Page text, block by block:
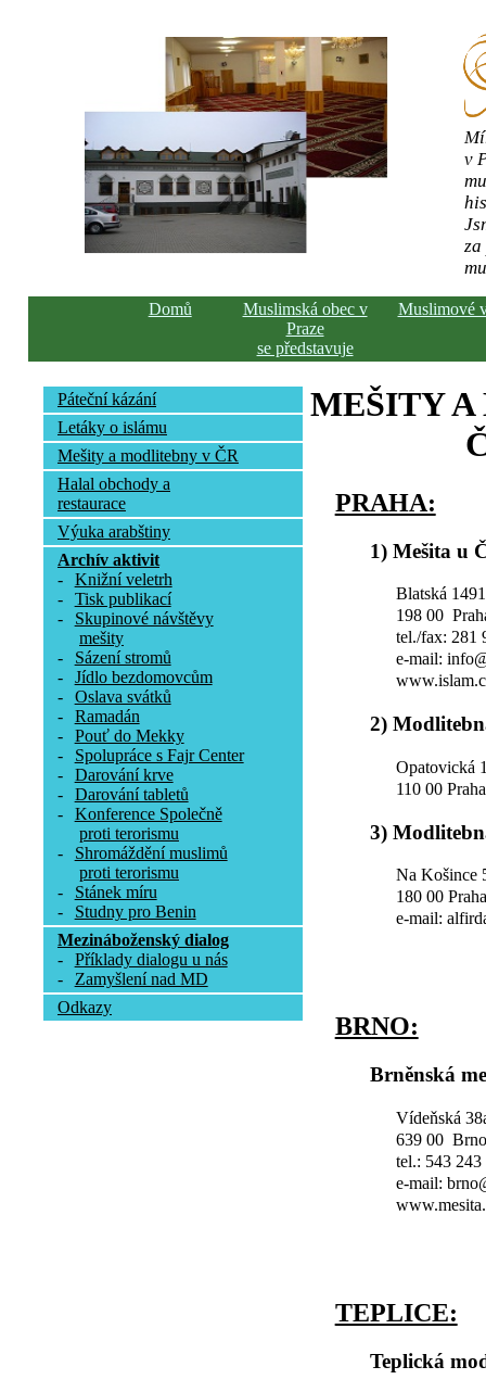
v
Domů
Muslimská obec v
Praze
se představuje
Muslimové
Páteční kázání
Letáky o islámu
Mešity a modlitebny v ČR
Halal obchody a
restaurace
Výuka arabštiny
Archív aktivit
-
Knižní veletrh
-
Tisk publikací
-
Skupinové návštěvy
mešity
-
Sázení stromů
-
Jídlo bezdomovcům
-
Oslava svátků
-
Ramadán
-
Pouť do Mekky
-
Spolupráce s Fajr Center
-
Darování krve
-
Darování tabletů
-
Konference Společně
proti terorismu
-
Shromáždění muslimů
proti terorismu
-
Stánek míru
-
Studny pro Benin
Mezináboženský dialog
-
Příklady dialogu u nás
-
Zamyšlení nad MD
Odkazy
MEŠITY
PRAHA:
1) Mešita u
Blatská 1491
198 00
tel./fax: 281
e-mail:
2)
Opatovická
110 00
3)
Na Košince
180 00
e-mail:
BRNO:
Brněnská
Vídeňská
639 00 Brno
tel.: 543 243
e-mail:
TEPLICE:
Teplická